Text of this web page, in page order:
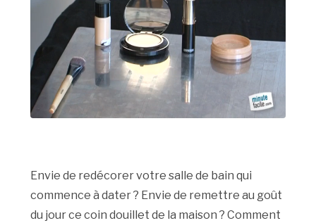
Envie de redécorer votre salle de bain qui
commence à dater ? Envie de remettre au goût
du jour ce coin douillet de la maison ? Comment